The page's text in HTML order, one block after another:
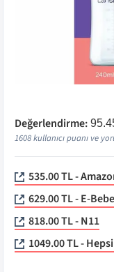
Değerlendirme:
1608kullanıcı puanı ve
535.00 TL -
629.00 TL - E-
818.00 TL - N11
1049.00 TL -